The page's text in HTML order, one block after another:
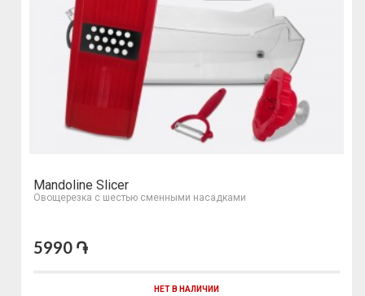
Mandoline Slicer
Овощерезка с шестью сменными насадками
5990 ֏
НЕТ В НАЛИЧИИ